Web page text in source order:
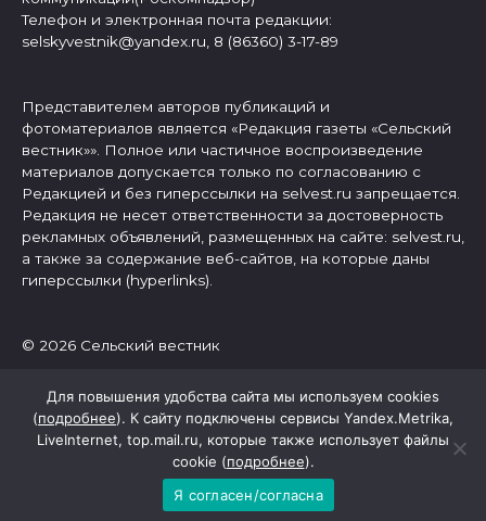
Телефон и электронная почта редакции:
selskyvestnik@yandex.ru, 8 (86360) 3-17-89
Представителем авторов публикаций и
фотоматериалов является «Редакция газеты «Сельский
вестник»». Полное или частичное воспроизведение
материалов допускается только по согласованию с
Редакцией и без гиперссылки на selvest.ru запрещается.
Редакция не несет ответственности за достоверность
рекламных объявлений, размещенных на сайте: selvest.ru,
а также за содержание веб-сайтов, на которые даны
гиперссылки (hyperlinks).
© 2026 Сельский вестник
Для повышения удобства сайта мы используем cookies
(подробнее). К сайту подключены сервисы Yandex.Metrika,
LiveInternet, top.mail.ru, которые также использует файлы
cookie (подробнее).
Я согласен/согласна